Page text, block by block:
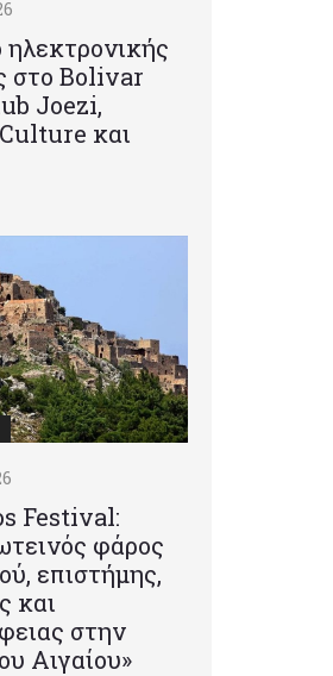
ηλεκτρονικής
στο Bolivar
Joezi,
και
Festival:
φάρος
επιστήμης,
και
στην
Αιγαίου»